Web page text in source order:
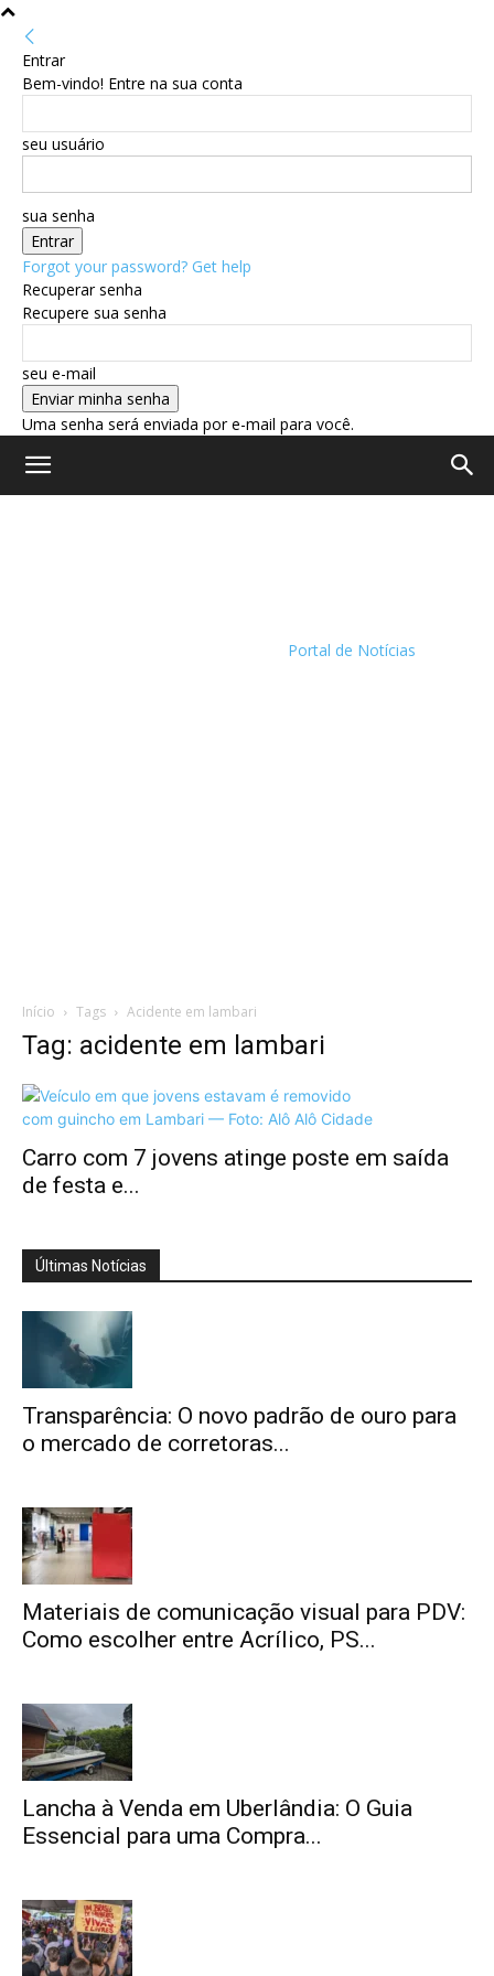
Entrar
Bem-vindo! Entre na sua conta
seu usuário
sua senha
Forgot your password? Get help
Recuperar senha
Recupere sua senha
seu e-mail
Uma senha será enviada por e-mail para você.
Portal de Notícias
Início Tags Acidente em lambari
Tag: acidente em lambari
Carro com 7 jovens atinge poste em saída
de festa e...
Últimas Notícias
Transparência: O novo padrão de ouro para
o mercado de corretoras...
Materiais de comunicação visual para PDV:
Como escolher entre Acrílico, PS...
Lancha à Venda em Uberlândia: O Guia
Essencial para uma Compra...